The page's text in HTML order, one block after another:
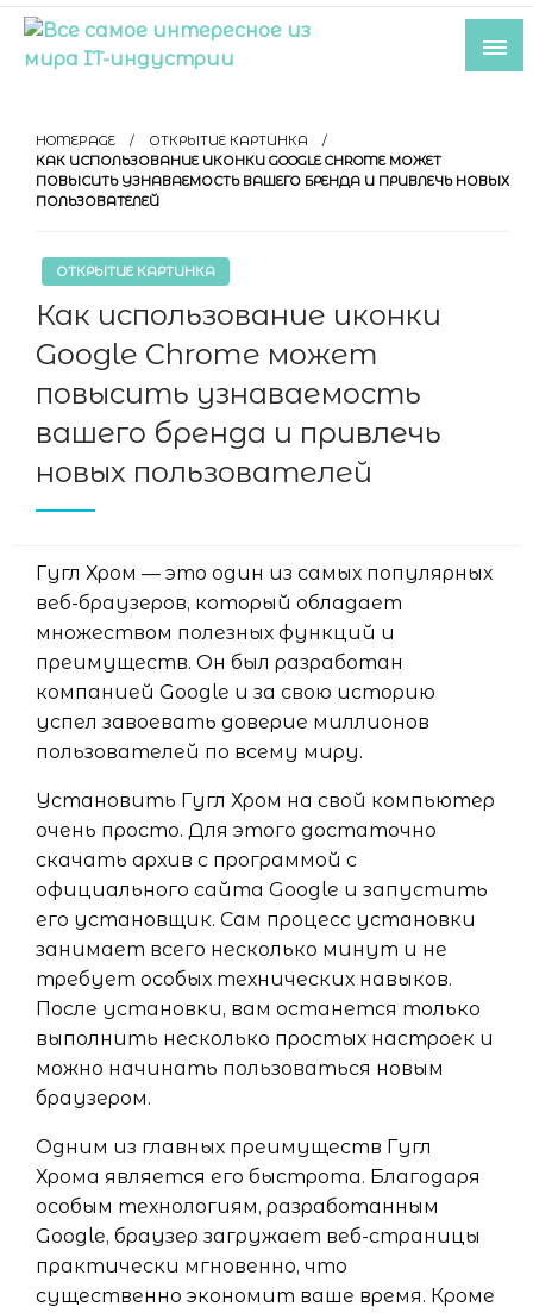
Skip
content
индустрии
HOMEPAGE
ОТКРЫТИЕ КАРТИНКА
КАК ИСПОЛЬЗОВАНИЕ ИКОНКИ GOOGLE CHROME МОЖЕТ
ПОВЫСИТЬ УЗНАВАЕМОСТЬ ВАШЕГО БРЕНДА И ПРИВЛЕЧЬ НОВЫХ
ПОЛЬЗОВАТЕЛЕЙ
ОТКРЫТИЕ КАРТИНКА
Как использование иконки
Google Chrome может
повысить узнаваемость
вашего бренда и привлечь
новых пользователей
Гугл Хром — это один из самых популярных
веб-браузеров, который обладает
множеством полезных функций и
преимуществ. Он был разработан
компанией Google и за свою историю
успел завоевать доверие миллионов
пользователей по всему миру.
Установить Гугл Хром на свой компьютер
очень просто. Для этого достаточно
скачать архив с программой с
официального сайта Google и запустить
его установщик. Сам процесс установки
занимает всего несколько минут и не
требует особых технических навыков.
После установки, вам останется только
выполнить несколько простых настроек и
можно начинать пользоваться новым
браузером.
Одним из главных преимуществ Гугл
Хрома является его быстрота. Благодаря
особым технологиям, разработанным
Google, браузер загружает веб-страницы
практически мгновенно, что
существенно экономит ваше время. Кроме